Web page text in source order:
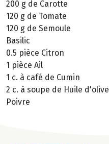
200 g de Carotte
120 g de Tomate
120 g de Semoule
Basilic
0.5 pièce Citron
1 pièce Ail
1 c. à café de Cumin
2 c. à soupe de Huile d'olive
Poivre